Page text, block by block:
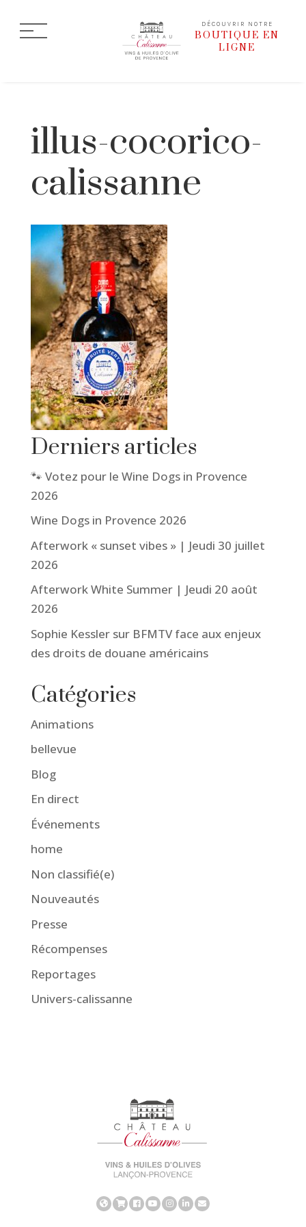
DÉCOUVRIR NOTRE
BOUTIQUE EN
LIGNE
illus-cocorico-
calissanne
Derniers articles
🐾 Votez pour le Wine Dogs in Provence
2026
Wine Dogs in Provence 2026
Afterwork « sunset vibes » | Jeudi 30 juillet
2026
Afterwork White Summer | Jeudi 20 août
2026
Sophie Kessler sur BFMTV face aux enjeux
des droits de douane américains
Catégories
Animations
bellevue
Blog
En direct
Événements
home
Non classifié(e)
Nouveautés
Presse
Récompenses
Reportages
Univers-calissanne